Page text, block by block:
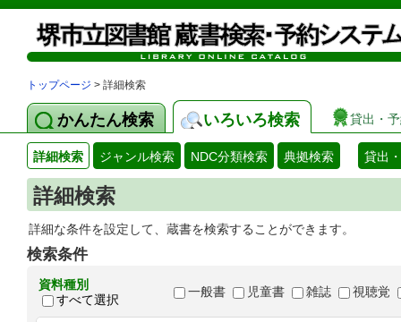
トップページ > 詳細検索
かんたん検索 いろいろ検索 貸出・
詳細検索 ジャンル検索 NDC分類検索 典拠検索 貸出
詳細検索
詳細な条件を設定して、蔵書を検索することができます。
検索条件
資料種別
すべて選択
一般書 児童書 雑誌 視聴覚